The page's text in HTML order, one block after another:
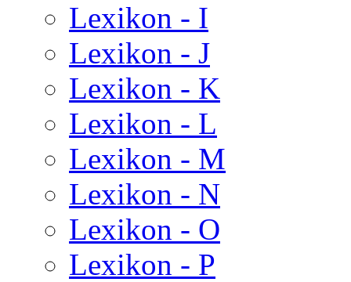
Lexikon - I
Lexikon - J
Lexikon - K
Lexikon - L
Lexikon - M
Lexikon - N
Lexikon - O
Lexikon - P